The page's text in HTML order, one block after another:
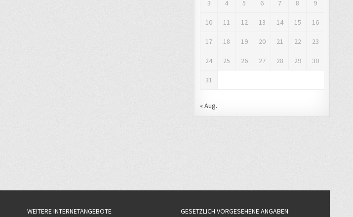
3 4 5 6 7 8 9
10 11 12 13 14 15 16
17 18 19 20 21 22 23
24 25 26 27 28 29 30
31
« Aug.
WEITERE INTERNETANGEBOTE GESETZLICH VORGESEHENE ANGABEN